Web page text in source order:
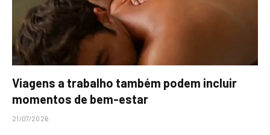
Viagens a trabalho também podem incluir
momentos de bem-estar
21/07/2026